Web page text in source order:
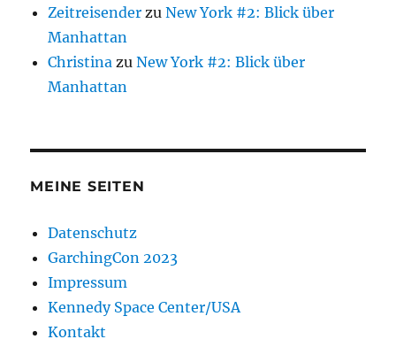
Zeitreisender zuNew York #2: Blick über
Manhattan
Christina zuNew York #2: Blick über
Manhattan
MEINE SEITEN
Datenschutz
GarchingCon 2023
Impressum
Kennedy Space Center/USA
Kontakt